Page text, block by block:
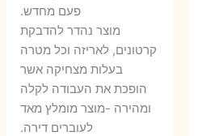
פעם מחדש.
מוצר נהדר להדבקת
קרטונים, לאריזה וכל מטרה
בעלות מצחיקה אשר
הופכת את העבודה לקלה
ומהירה -מוצר מומלץ מאד
לעוברים דירה.